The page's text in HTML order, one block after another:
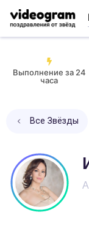
Выполнение за 24
часа
Все Звёзды